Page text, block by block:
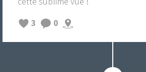
3
0